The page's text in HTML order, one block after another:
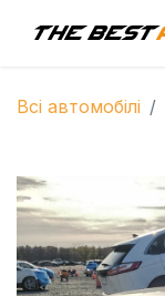
Всі автомобілі